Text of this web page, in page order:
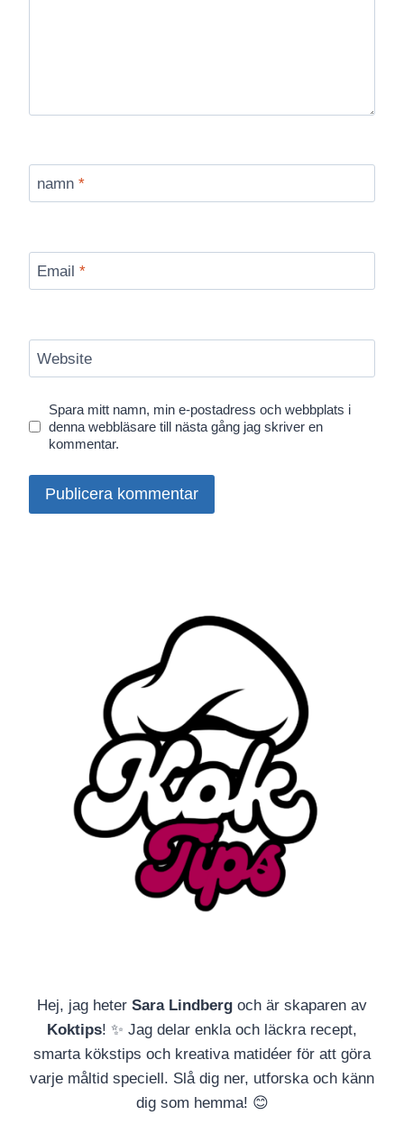
namn *
Email *
Website
Spara mitt namn, min e-postadress och webbplats i
denna webbläsare till nästa gång jag skriver en
kommentar.
Hej, jag heter Sara Lindberg och är skaparen av
Koktips! ✨ Jag delar enkla och läckra recept,
smarta kökstips och kreativa matidéer för att göra
varje måltid speciell. Slå dig ner, utforska och känn
dig som hemma! 😊